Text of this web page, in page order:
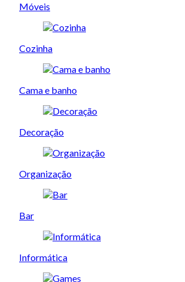
Móveis
Cozinha
Cama e banho
Decoração
Organização
Bar
Informática